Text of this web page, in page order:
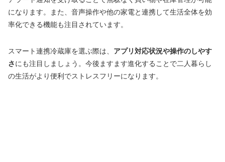
になります。また、音声操作や他の家電と連携して生活全体を効
率化できる機能も注目されています。
スマート連携冷蔵庫を選ぶ際は、 アプリ対応状況や操作のしやす
さにも注目しましょう。今後ますます進化することで二人暮らし
の生活がより便利でストレスフリーになります。